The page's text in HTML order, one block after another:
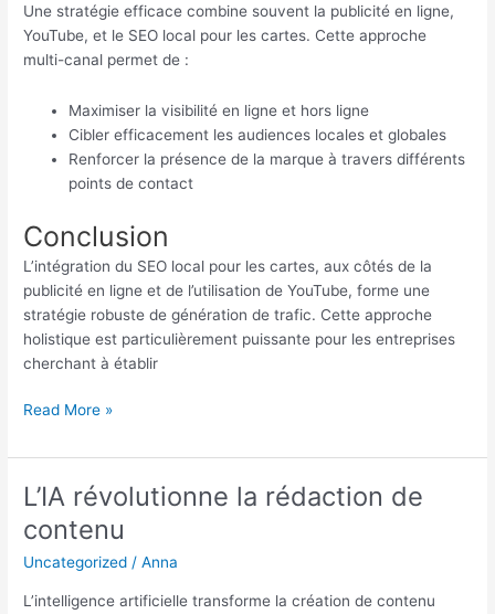
Une stratégie efficace combine souvent la publicité en ligne,
YouTube, et le SEO local pour les cartes. Cette approche
multi-canal permet de :
Maximiser la visibilité en ligne et hors ligne
Cibler efficacement les audiences locales et globales
Renforcer la présence de la marque à travers différents
points de contact
Conclusion
L’intégration du SEO local pour les cartes, aux côtés de la
publicité en ligne et de l’utilisation de YouTube, forme une
stratégie robuste de génération de trafic. Cette approche
holistique est particulièrement puissante pour les entreprises
cherchant à établir
Méthodes
génération
de
trafic
:
Focus
la
Read More »
L’IA révolutionne la rédaction de
contenu
Uncategorized /Anna
L’intelligence artificielle transforme la création de contenu